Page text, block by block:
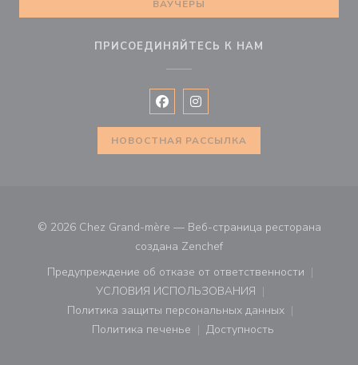
ВАУЧЕРЫ
ПРИСОЕДИНЯЙТЕСЬ К НАМ
Facebook ((открывается в новом
Instagram ((открывается в
НОВОСТНАЯ РАССЫЛКА
© 2026 Chez Grand-mère — Веб-страница ресторана
создана Zenchef((открывается в новом
Предупреждение об отказе от ответственности
((открывается в новом окне))
УСЛОВИЯ ИСПОЛЬЗОВАНИЯ
((открывается в новом окне))
Политика защиты персональных данных
((открывается в новом окне))
Политика печенье
((открывается в новом окне))
Доступность
((открывается в